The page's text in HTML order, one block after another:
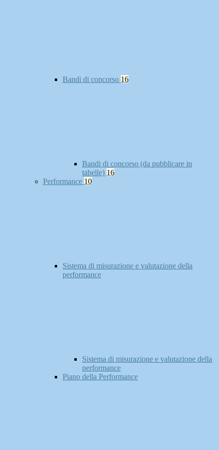
Bandi di concorso 16
Bandi di concorso (da pubblicare in
tabelle) 16
Performance 10
Sistema di misurazione e valutazione della
performance
Sistema di misurazione e valutazione della
performance
Piano della Performance